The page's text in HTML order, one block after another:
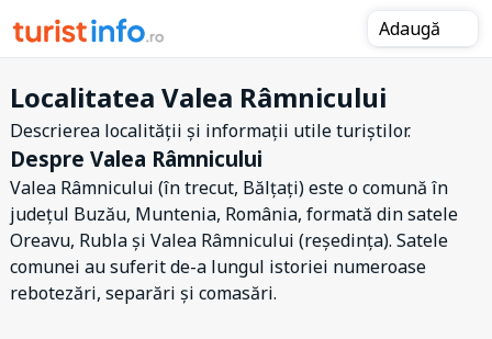
Adaugă
Localitatea Valea Râmnicului
Descrierea localității și informații utile turiștilor.
Despre Valea Râmnicului
Valea Râmnicului (în trecut, Bălțați) este o comună în
județul Buzău, Muntenia, România, formată din satele
Oreavu, Rubla și Valea Râmnicului (reședința). Satele
comunei au suferit de-a lungul istoriei numeroase
rebotezări, separări și comasări.